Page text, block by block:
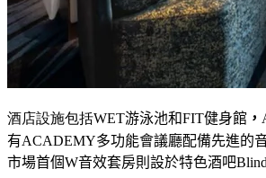
酒店設施包括WET游泳池和FIT健身館 ，
有ACADEMY多功能會議廳配備先進的
市場首個W音效套房則設於特色酒吧